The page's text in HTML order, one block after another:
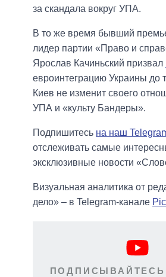
за скандала вокруг УПА.
В то же время бывший
лидер партии «Право и
Ярослав Качиньский призвал
евроинтеграцию Украины до
Киев не изменит своего
УПА и «культу Бандеры».
Подпишитесь на наш
отслеживать самые
эксклюзивные новости
Визуальная аналитика от
дело» – в Telegram-канале